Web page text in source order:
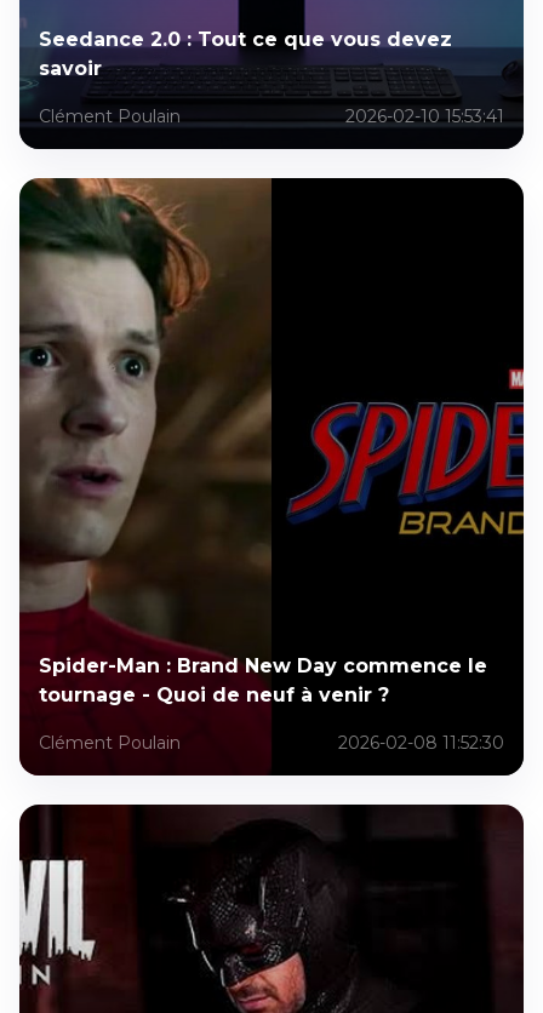
Seedance 2.0 : Tout ce que vous devez
savoir
Clément Poulain 2026-02-10 15:53:41
Spider-Man : Brand New Day commence le
tournage - Quoi de neuf à venir ?
Clément Poulain 2026-02-08 11:52:30